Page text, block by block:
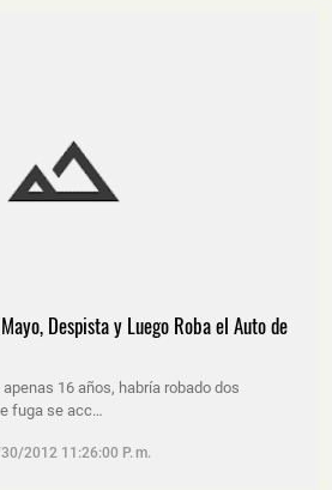
Despista y Luego Roba el Auto de
16 años, habría robado dos
fuga se acc…
2012 11:26:00 P. M.